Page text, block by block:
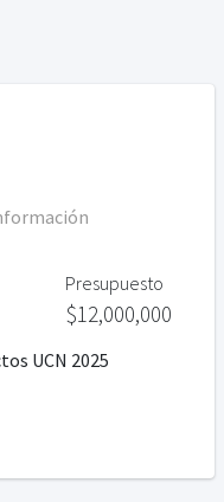
UCN 2025
Presupuesto
$12,000,000